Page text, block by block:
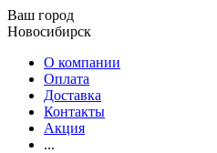
Ваш город
Новосибирск
О компании
Оплата
Доставка
Контакты
Акция
...